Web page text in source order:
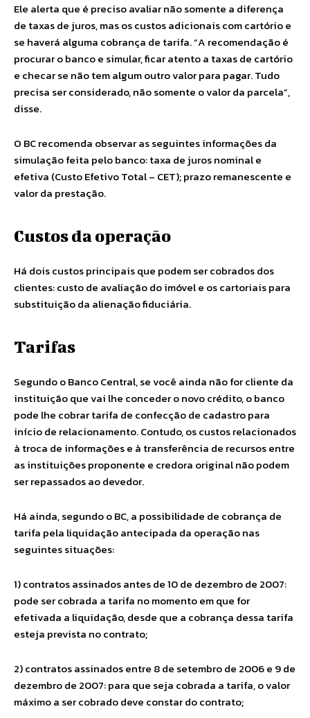
Ele alerta que é preciso avaliar não somente a diferença
de taxas de juros, mas os custos adicionais com cartório e
se haverá alguma cobrança de tarifa. “A recomendação é
procurar o banco e simular, ficar atento a taxas de cartório
e checar se não tem algum outro valor para pagar. Tudo
precisa ser considerado, não somente o valor da parcela”,
disse.
O BC recomenda observar as seguintes informações da
simulação feita pelo banco: taxa de juros nominal e
efetiva (Custo Efetivo Total – CET); prazo remanescente e
valor da prestação.
Custos da operação
Há dois custos principais que podem ser cobrados dos
clientes: custo de avaliação do imóvel e os cartoriais para
substituição da alienação fiduciária.
Tarifas
Segundo o Banco Central, se você ainda não for cliente da
instituição que vai lhe conceder o novo crédito, o banco
pode lhe cobrar tarifa de confecção de cadastro para
início de relacionamento. Contudo, os custos relacionados
à troca de informações e à transferência de recursos entre
as instituições proponente e credora original não podem
ser repassados ao devedor.
Há ainda, segundo o BC, a possibilidade de cobrança de
tarifa pela liquidação antecipada da operação nas
seguintes situações:
1) contratos assinados antes de 10 de dezembro de 2007:
pode ser cobrada a tarifa no momento em que for
efetivada a liquidação, desde que a cobrança dessa tarifa
esteja prevista no contrato;
2) contratos assinados entre 8 de setembro de 2006 e 9 de
dezembro de 2007: para que seja cobrada a tarifa, o valor
máximo a ser cobrado deve constar do contrato;